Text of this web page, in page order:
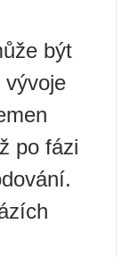
být
vývoje
po fázi